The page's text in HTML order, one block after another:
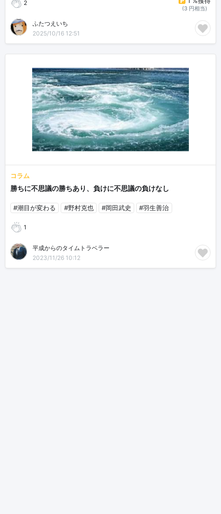
2
(3 円相当)
ふたつえいち
2025/10/16 12:51
コラム
勝ちに不思議の勝ちあり、負けに不思議の負けなし
#潮目が変わる #野村克也 #岡田武史 #羽生善治
1
平成からのタイムトラベラー
2023/11/26 10:12